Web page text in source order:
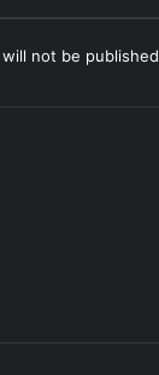
not be